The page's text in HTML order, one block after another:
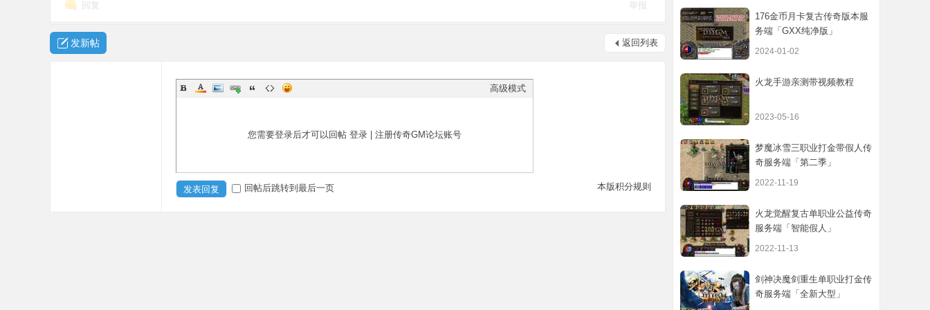
回复 举报
返回列表
发新帖
高级模式
您需要登录后才可以回帖 登录 注册传奇GM论坛账号
本版积分规则
发表回复 回帖后跳转到最后一页
176金币月卡复古传奇版本服
务端「GXX纯净版」
2024-01-02
火龙手游亲测带视频教程
2023-05-16
梦魔冰雪三职业打金带假人传
奇服务端「第二季」
2022-11-19
火龙觉醒复古单职业公益传奇
服务端「智能假人」
2022-11-13
剑神决魔剑重生单职业打金传
奇服务端「全新大型」